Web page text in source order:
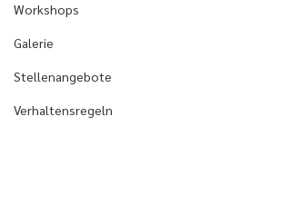
Workshops
Galerie
Stellenangebote
Verhaltensregeln